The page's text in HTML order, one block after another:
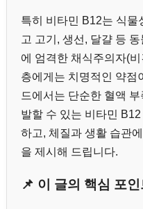
특히 비타민 B12는 식물
고 고기, 생선, 달걀 등
에 엄격한 채식주의자(
층에게는 치명적인 약점
드에서는 단순한 혈액
발할 수 있는 비타민
하고, 체질과 생활 습관
을 제시해 드립니다.
📌 이 글의 핵심 포